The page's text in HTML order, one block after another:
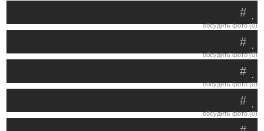
.
#
обсудить фото (0)
.
#
обсудить фото (0)
.
#
обсудить фото (0)
.
#
обсудить фото (0)